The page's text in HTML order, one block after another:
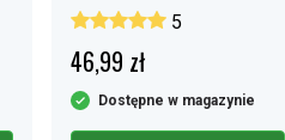
5
46,99 zł
Dostępne w magazynie